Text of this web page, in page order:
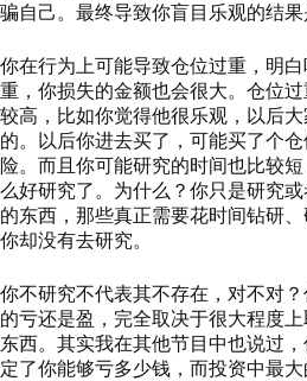
骗自己。最终导致你盲目乐观的结果
你在行为上可能导致仓位过重，明
重，你损失的金额也会很大。仓位
较高，比如你觉得他很乐观，以后
的。以后你进去买了，可能买了个
险。而且你可能研究的时间也比较
么好研究了。为什么？你只是研究
的东西，那些真正需要花时间钻研、
你却没有去研究。
你不研究不代表其不存在，对不对
的亏还是盈，完全取决于很大程度
东西。其实我在其他节目中也说过
定了你能够亏多少钱，而投资中最